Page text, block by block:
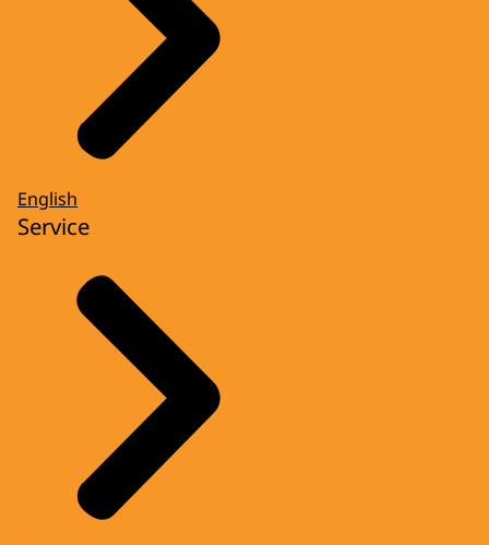
English
Service